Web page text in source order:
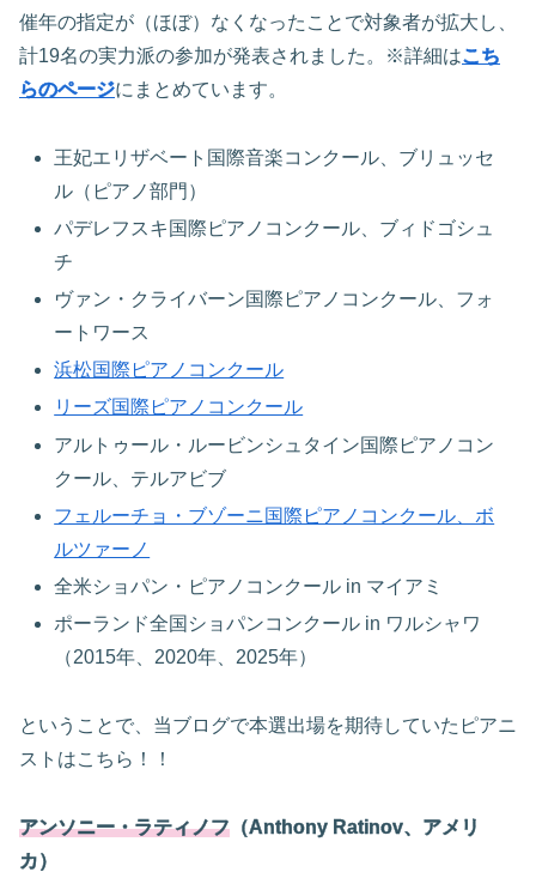
催年の指定が（ほぼ）なくなったことで対象者が拡大し、
計19名の実力派の参加が発表されました。※詳細はこち
らのページにまとめています。
王妃エリザベート国際音楽コンクール、ブリュッセ
ル（ピアノ部門）
パデレフスキ国際ピアノコンクール、ブィドゴシュ
チ
ヴァン・クライバーン国際ピアノコンクール、フォ
ートワース
浜松国際ピアノコンクール
リーズ国際ピアノコンクール
アルトゥール・ルービンシュタイン国際ピアノコン
クール、テルアビブ
フェルーチョ・ブゾーニ国際ピアノコンクール、ボ
ルツァーノ
全米ショパン・ピアノコンクール in マイアミ
ポーランド全国ショパンコンクール in ワルシャワ
（2015年、2020年、2025年）
ということで、当ブログで本選出場を期待していたピアニ
ストはこちら！！
アンソニー・ラティノフ （Anthony Ratinov、アメリ
カ）